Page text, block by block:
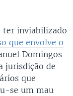
ter inviabilizado
que envolve o
Domingos
jurisdição de
que
se um mau